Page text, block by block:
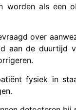
als een
over
aan de duurtijd
fysiek in